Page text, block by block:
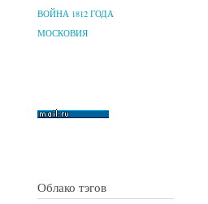
ВОЙНА 1812 ГОДА
МОСКОВИЯ
Облако тэгов